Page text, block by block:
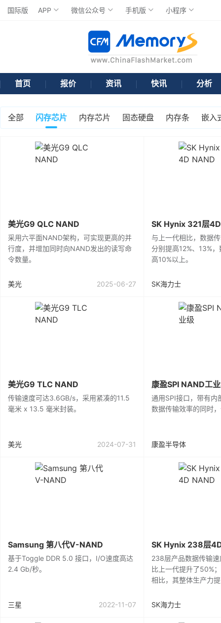
国际版 APP 微信公众号 手机版 小程序
首页 报价 资讯 快讯 分析
全部 闪存芯片 内存芯片 固态硬盘 内存条 嵌入
美光G9 QLC NAND
采用六平面NAND架构，可实现更高的并
行度，并增加同时向NAND发出的读写命
令数量。
美光 2025-06-27
SK Hynix 321层
与上一代相比，数据
分别提高12%、13%
高10%以上。
SK海力士
美光G9 TLC NAND
传输速度可达3.6GB/s，采用紧凑的11.5
毫米 x 13.5 毫米封装。
美光 2024-07-31
康盈SPI NAND工
通用SPI接口，带有内
数据传输效率的同时
康盈半导体
Samsung 第八代V-NAND
基于Toggle DDR 5.0 接口，I/O速度高达
2.4 Gb/秒。
三星 2022-11-07
SK Hynix 238层
238层产品数据传输
比上一代提升了50%
相比，其整体生产力
SK海力士